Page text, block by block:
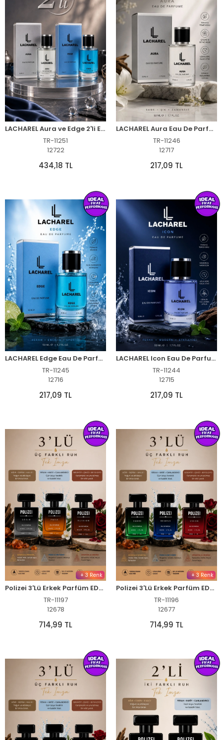
LACHAREL Aura ve Edge 2'li Erkek Parfüm Seti Eau De Parfum 2x50 ML
TR-11251
12722
434,18 TL
LACHAREL Aura Eau De Parfum 50 ML Narenciye, Odunsu ve Sofistike Parfüm
TR-11246
12717
217,09 TL
LACHAREL Edge Eau De Parfum 50 ML Enerjik Ferah ve Sportif Parfüm
TR-11245
12716
217,09 TL
LACHAREL Icon Eau De Parfum 50 ML Ferah Odunsu Amber Maskülen Parfüm
TR-11244
12715
217,09 TL
+ 3 Renk
Polizei 3'Lü Erkek Parfüm EDP 50 ML Kalıcı Odunsu ve Fresh kokular
TR-11197
12678
714,99 TL
+ 3 Renk
Polizei 3'Lü Erkek Parfüm EDP 50 ML Kalıcı Odunsu ve Fresh kokular
TR-11196
12677
714,99 TL